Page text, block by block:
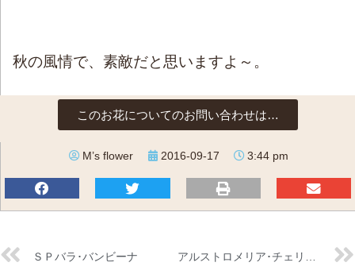
秋の風情で、素敵だと思いますよ～。
このお花についてのお問い合わせは…
M’s flower 2016-09-17 3:44 pm
ＳＰバラ･バンビーナ